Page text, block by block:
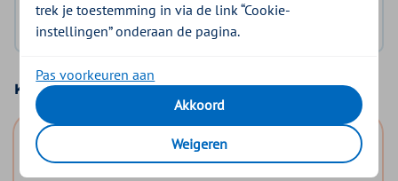
Geen DigiD? Vraag aan
Kies uw basisverzekering
trek je toestemming in via de link “Cookie-
instellingen” onderaan de pagina.
Pas voorkeuren aan
Akkoord
Weigeren